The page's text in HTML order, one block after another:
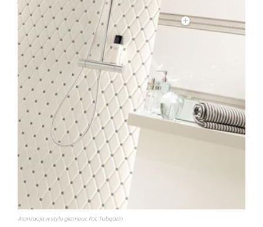
Aranżacja w stylu glamour. Fot. Tubądzin